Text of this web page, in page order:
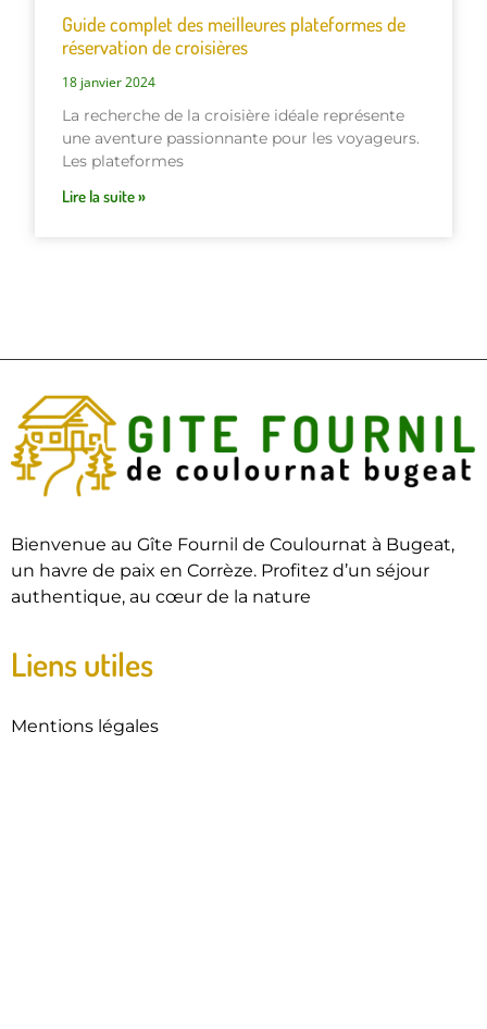
Guide complet des meilleures plateformes de
réservation de croisières
18 janvier 2024
La recherche de la croisière idéale représente
une aventure passionnante pour les voyageurs.
Les plateformes
Lire la suite »
Bienvenue au Gîte Fournil de Coulournat à Bugeat,
un havre de paix en Corrèze. Profitez d’un séjour
authentique, au cœur de la nature
Liens utiles
Mentions légales